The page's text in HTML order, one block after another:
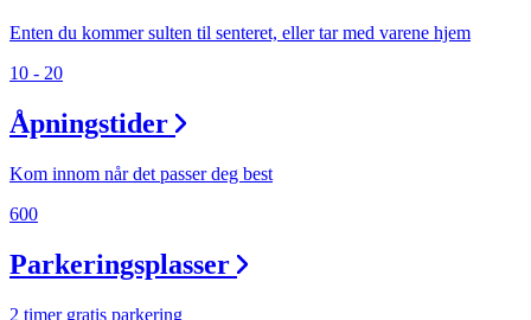
Enten du kommer sulten til senteret, eller tar med varene hjem
10 - 20
Åpningstider
Kom innom når det passer deg best
600
Parkeringsplasser
2 timer gratis parkering